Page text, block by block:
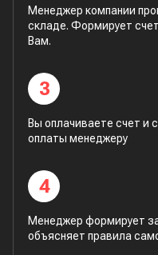
Менеджер компании
складе. Формирует
Вам.
3
Вы оплачиваете счет и
оплаты менеджеру
4
Менеджер формирует
объясняет правила